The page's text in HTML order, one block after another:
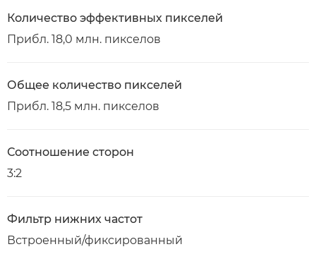
Количество эффективных пикселей
Прибл. 18,0 млн. пикселов
Общее количество пикселей
Прибл. 18,5 млн. пикселов
Соотношение сторон
3:2
Фильтр нижних частот
Встроенный/фиксированный